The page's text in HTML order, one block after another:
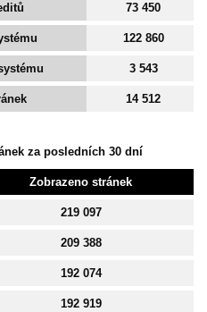
73 450
122 860
3 543
14 512
za posledních 30 dní
Zobrazeno stránek
219 097
209 388
192 074
192 919